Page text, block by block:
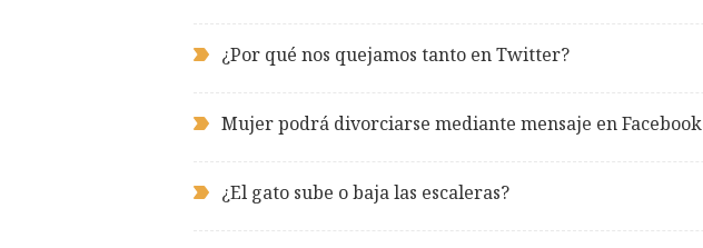
¿Por qué nos quejamos tanto en Twitter?
Mujer podrá divorciarse mediante mensaje en Facebook
¿El gato sube o baja las escaleras?